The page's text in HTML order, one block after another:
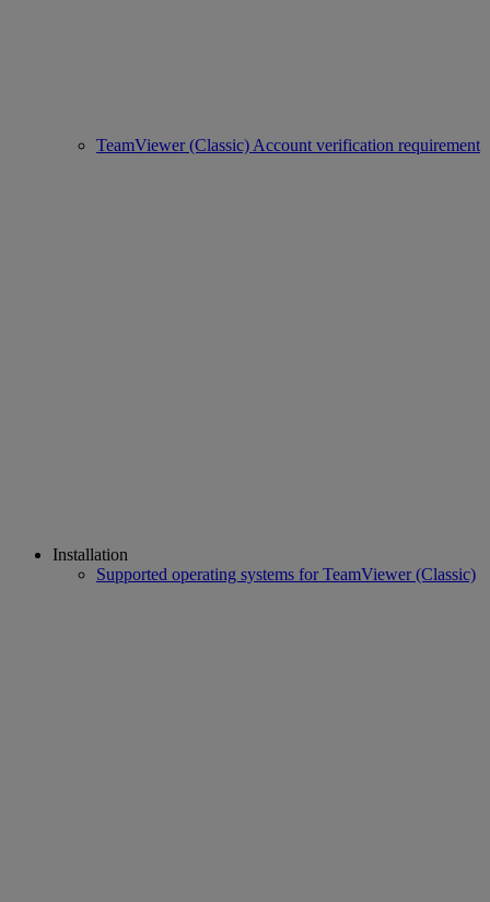
TeamViewer (Classic) Account verification requirement
Installation
Supported operating systems for TeamViewer (Classic)